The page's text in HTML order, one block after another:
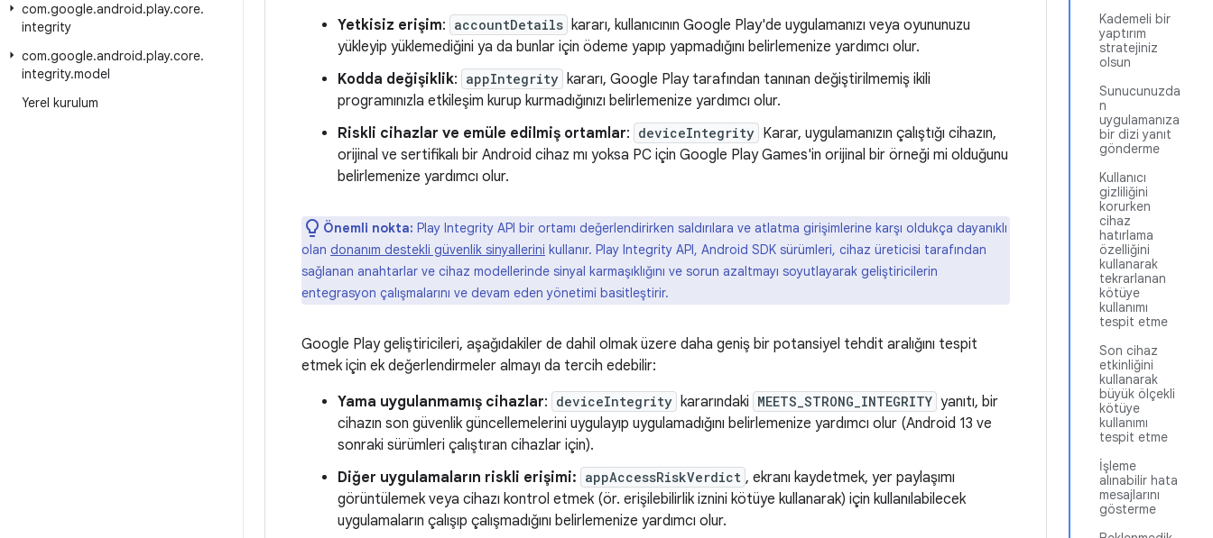
com.google.android.play.core.
integrity
com.google.android.play.core.
integrity.model
Yerel kurulum
Kademeli bir
yaptırım
stratejiniz
olsun
Sunucunuzda
n
uygulamanıza
bir dizi yanıt
gönderme
Kullanıcı
gizliliğini
korurken
cihaz
hatırlama
özelliğini
kullanarak
tekrarlanan
kötüye
kullanımı
tespit etme
Son cihaz
etkinliğini
kullanarak
büyük ölçekli
kötüye
kullanımı
tespit etme
İşleme
alınabilir hata
mesajlarını
gösterme
Yetkisiz erişim: accountDetails kararı, kullanıcının Google Play'de uygulamanızı veya oyununuzu
yükleyip yüklemediğini ya da bunlar için ödeme yapıp yapmadığını belirlemenize yardımcı olur.
Kodda değişiklik: appIntegrity kararı, Google Play tarafından tanınan değiştirilmemiş ikili
programınızla etkileşim kurup kurmadığınızı belirlemenize yardımcı olur.
Riskli cihazlar ve emüle edilmiş ortamlar: deviceIntegrity Karar, uygulamanızın çalıştığı cihazın,
orijinal ve sertifikalı bir Android cihaz mı yoksa PC için Google Play Games'in orijinal bir örneği mi olduğunu
belirlemenize yardımcı olur.
Önemli nokta: Play Integrity API bir ortamı değerlendirirken saldırılara ve atlatma girişimlerine karşı oldukça dayanıklı
olan donanım destekli güvenlik sinyallerini kullanır. Play Integrity API, Android SDK sürümleri, cihaz üreticisi tarafından
sağlanan anahtarlar ve cihaz modellerinde sinyal karmaşıklığını ve sorun azaltmayı soyutlayarak geliştiricilerin
entegrasyon çalışmalarını ve devam eden yönetimi basitleştirir.
Google Play geliştiricileri, aşağıdakiler de dahil olmak üzere daha geniş bir potansiyel tehdit aralığını tespit
etmek için ek değerlendirmeler almayı da tercih edebilir:
Yama uygulanmamış cihazlar: deviceIntegrity kararındaki MEETS_STRONG_INTEGRITY yanıtı, bir
cihazın son güvenlik güncellemelerini uygulayıp uygulamadığını belirlemenize yardımcı olur (Android 13 ve
sonraki sürümleri çalıştıran cihazlar için).
Diğer uygulamaların riskli erişimi: appAccessRiskVerdict , ekranı kaydetmek, yer paylaşımı
görüntülemek veya cihazı kontrol etmek (ör. erişilebilirlik iznini kötüye kullanarak) için kullanılabilecek
uygulamaların çalışıp çalışmadığını belirlemenize yardımcı olur.